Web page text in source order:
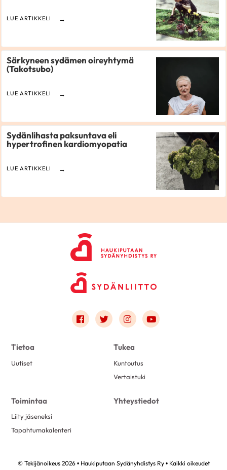
LUE ARTIKKELI
Särkyneen sydämen oireyhtymä
(Takotsubo)
LUE ARTIKKELI
Sydänlihasta paksuntava eli
hypertrofinen kardiomyopatia
LUE ARTIKKELI
Link to facebook
Link to twitter
Link to instagram
Link to youtube
Tietoa
Uutiset
Tukea
Kuntoutus
Vertaistuki
Toimintaa
Liity jäseneksi
Tapahtumakalenteri
Yhteystiedot
© Tekijänoikeus 2026 • Haukiputaan Sydänyhdistys Ry • Kaikki oikeudet